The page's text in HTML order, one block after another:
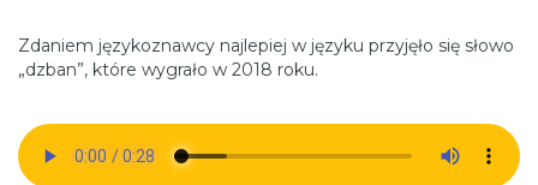
Zdaniem językoznawcy najlepiej w języku przyjęło się słowo
„dzban”, które wygrało w 2018 roku.